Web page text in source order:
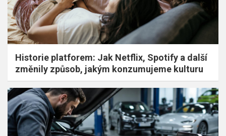
Historie platforem: Jak Netflix, Spotify a další
změnily způsob, jakým konzumujeme kulturu